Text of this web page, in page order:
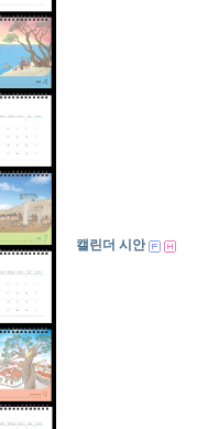
캘린더 시안